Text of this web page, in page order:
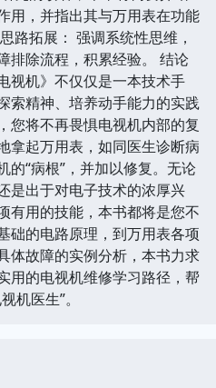
用，并指出其与万用表在功能
路拓展： 强调系统性思维，
排除流程，积累经验。 结论
视机》不仅仅是一本技术手
索精神、培养动手能力的实践
您将不再畏惧电视机内部的复
拿起万用表，如同医生诊断病
的“病根”，并加以修复。无论
是出于对电子技术的浓厚兴
有用的技能，本书都将是您不
础的电路原理，到万用表各项
体故障的实例分析，本书力求
用的电视机维修学习路径，帮
机医生”。